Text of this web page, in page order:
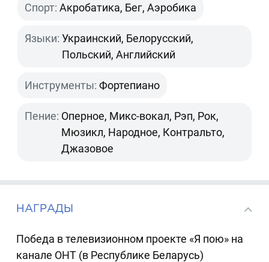
Спорт: Акробатика, Бег, Аэробика
Языки: Украинский, Белорусский,
Польский, Английский
Инструменты: Фортепиано
Пение: Оперное, Микс-вокал, Рэп, Рок,
Мюзикл, Народное, Контральто,
Джазовое
НАГРАДЫ
Победа в телевизионном проекте «Я пою» на
канале ОНТ (в Республике Беларусь)